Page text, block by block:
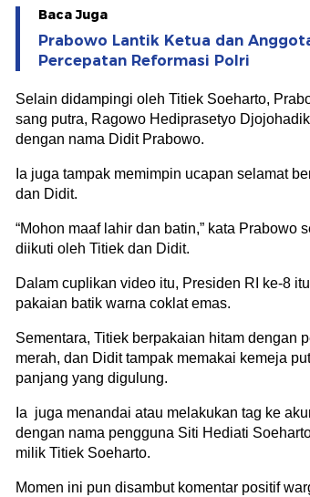
Baca Juga
Prabowo Lantik Ketua dan
Percepatan Reformasi Polri
Selain didampingi oleh Titiek Soeharto,
sang putra, Ragowo Hediprasetyo
dengan nama Didit Prabowo.
Ia juga tampak memimpin ucapan selamat
dan Didit.
“Mohon maaf lahir dan batin,” kata Prabowo
diikuti oleh Titiek dan Didit.
Dalam cuplikan video itu, Presiden RI ke-8
pakaian batik warna coklat emas.
Sementara, Titiek berpakaian hitam dengan
merah, dan Didit tampak memakai kemeja
panjang yang digulung.
Ia juga menandai atau melakukan tag ke
dengan nama pengguna Siti Hediati
milik Titiek Soeharto.
Momen ini pun disambut komentar positif